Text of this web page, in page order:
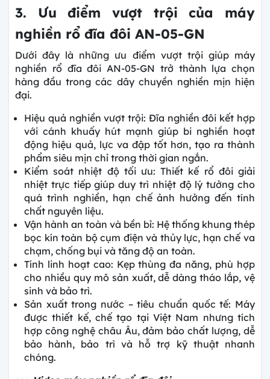
3. Ưu điểm vượt trội của máy
nghiền rổ đĩa đôi AN-05-GN
Dưới đây là những ưu điểm vượt trội giúp máy
nghiền rổ đĩa đôi AN-05-GN trở thành lựa chọn
hàng đầu trong các dây chuyền nghiền mịn hiện
đại.
Hiệu quả nghiền vượt trội: Đĩa nghiền đôi kết hợp
với cánh khuấy hút mạnh giúp bi nghiền hoạt
động hiệu quả, lực va đập tốt hơn, tạo ra thành
phẩm siêu mịn chỉ trong thời gian ngắn.
Kiểm soát nhiệt độ tối ưu: Thiết kế rổ đôi giải
nhiệt trực tiếp giúp duy trì nhiệt độ lý tưởng cho
quá trình nghiền, hạn chế ảnh hưởng đến tính
chất nguyên liệu.
Vận hành an toàn và bền bỉ: Hệ thống khung thép
bọc kín toàn bộ cụm điện và thủy lực, hạn chế va
chạm, chống bụi và tăng độ an toàn.
Tính linh hoạt cao: Kẹp thùng đa năng, phù hợp
cho nhiều quy mô sản xuất, dễ dàng tháo lắp, vệ
sinh và bảo trì.
Sản xuất trong nước – tiêu chuẩn quốc tế: Máy
được thiết kế, chế tạo tại Việt Nam nhưng tích
hợp công nghệ châu Âu, đảm bảo chất lượng, dễ
bảo hành, bảo trì và hỗ trợ kỹ thuật nhanh
chóng.